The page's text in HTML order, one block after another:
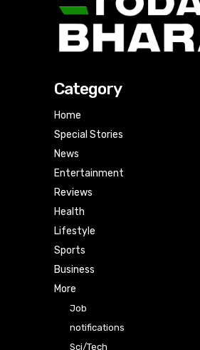
Category
Home
Special Stories
News
Entertainment
Reviews
Health
Lifestyle
Sports
Business
More
Job
notifications
Sci/Tech